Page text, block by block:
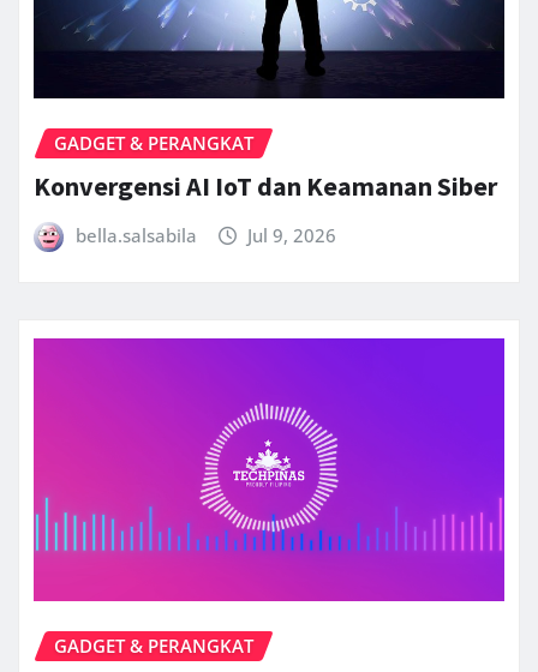
GADGET & PERANGKAT
Konvergensi AI IoT dan Keamanan Siber
bella.salsabila Jul 9, 2026
GADGET & PERANGKAT